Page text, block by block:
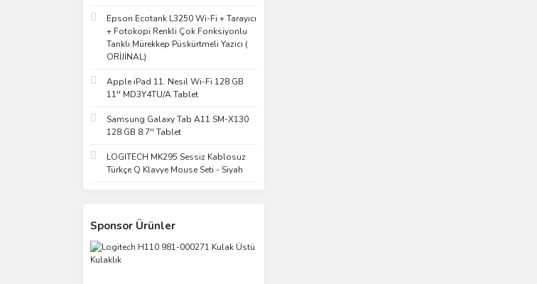
Epson Ecotank L3250 Wi-Fi + Tarayıcı
+ Fotokopi Renkli Çok Fonksiyonlu
Tanklı Mürekkep Püskürtmeli Yazıcı (
ORİJİNAL)
Apple iPad 11. Nesil Wi-Fi 128 GB
11'' MD3Y4TU/A Tablet
Samsung Galaxy Tab A11 SM-X130
128 GB 8.7'' Tablet
LOGITECH MK295 Sessiz Kablosuz
Türkçe Q Klavye Mouse Seti - Siyah
Sponsor Ürünler